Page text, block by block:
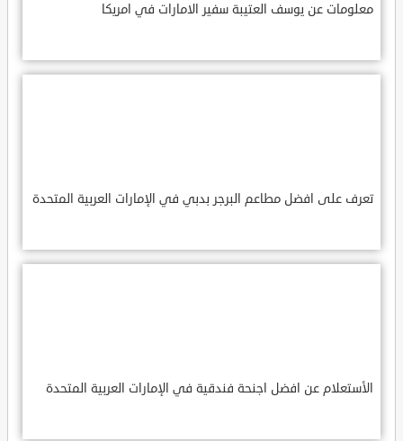
معلومات عن يوسف العتيبة سفير الامارات في امريكا
تعرف على افضل مطاعم البرجر بدبي في الإمارات العربية المتحدة
الأستعلام عن افضل اجنحة فندقية في الإمارات العربية المتحدة